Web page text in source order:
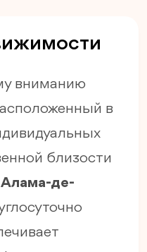
вниманию
в
близости
Алама-де-